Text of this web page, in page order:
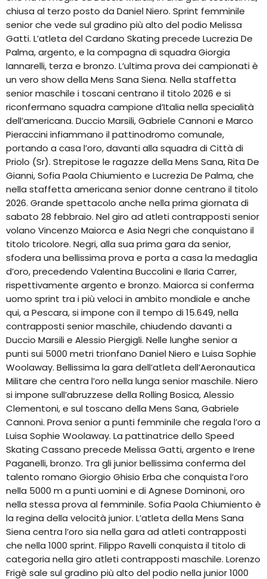
chiusa al terzo posto da Daniel Niero. Sprint femminile
senior che vede sul gradino più alto del podio Melissa
Gatti. L’atleta del Cardano Skating precede Lucrezia De
Palma, argento, e la compagna di squadra Giorgia
Iannarelli, terza e bronzo. L’ultima prova dei campionati è
un vero show della Mens Sana Siena. Nella staffetta
senior maschile i toscani centrano il titolo 2026 e si
riconfermano squadra campione d’Italia nella specialità
dell’americana. Duccio Marsili, Gabriele Cannoni e Marco
Pieraccini infiammano il pattinodromo comunale,
portando a casa l’oro, davanti alla squadra di Città di
Priolo (Sr). Strepitose le ragazze della Mens Sana, Rita De
Gianni, Sofia Paola Chiumiento e Lucrezia De Palma, che
nella staffetta americana senior donne centrano il titolo
2026. Grande spettacolo anche nella prima giornata di
sabato 28 febbraio. Nel giro ad atleti contrapposti senior
volano Vincenzo Maiorca e Asia Negri che conquistano il
titolo tricolore. Negri, alla sua prima gara da senior,
sfodera una bellissima prova e porta a casa la medaglia
d’oro, precedendo Valentina Buccolini e Ilaria Carrer,
rispettivamente argento e bronzo. Maiorca si conferma
uomo sprint tra i più veloci in ambito mondiale e anche
qui, a Pescara, si impone con il tempo di 15.649, nella
contrapposti senior maschile, chiudendo davanti a
Duccio Marsili e Alessio Piergigli. Nelle lunghe senior a
punti sui 5000 metri trionfano Daniel Niero e Luisa Sophie
Woolaway. Bellissima la gara dell’atleta dell’Aeronautica
Militare che centra l’oro nella lunga senior maschile. Niero
si impone sull’abruzzese della Rolling Bosica, Alessio
Clementoni, e sul toscano della Mens Sana, Gabriele
Cannoni. Prova senior a punti femminile che regala l’oro a
Luisa Sophie Woolaway. La pattinatrice dello Speed
Skating Cassano precede Melissa Gatti, argento e Irene
Paganelli, bronzo. Tra gli junior bellissima conferma del
talento romano Giorgio Ghisio Erba che conquista l’oro
nella 5000 m a punti uomini e di Agnese Dominoni, oro
nella stessa prova al femminile. Sofia Paola Chiumiento è
la regina della velocità junior. L’atleta della Mens Sana
Siena centra l’oro sia nella gara ad atleti contrapposti
che nella 1000 sprint. Filippo Ravelli conquista il titolo di
categoria nella giro atleti contrapposti maschile. Lorenzo
Frigè sale sul gradino più alto del podio nella junior 1000